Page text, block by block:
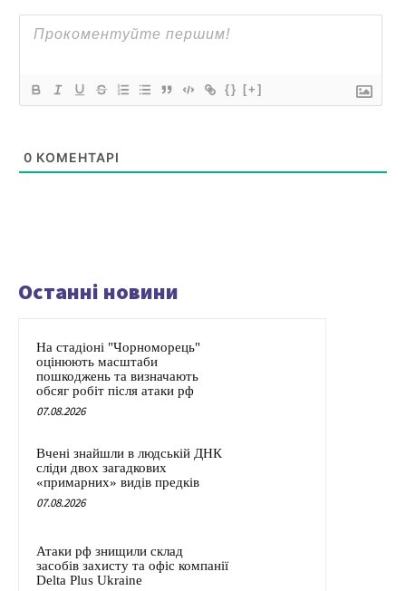
{} [+]
0 КОМЕНТАРІ
Останні новини
На стадіоні "Чорноморець"
оцінюють масштаби
пошкоджень та визначають
обсяг робіт після атаки рф
07.08.2026
Вчені знайшли в людській ДНК
сліди двох загадкових
«примарних» видів предків
07.08.2026
Атаки рф знищили склад
засобів захисту та офіс компанії
Delta Plus Ukraine